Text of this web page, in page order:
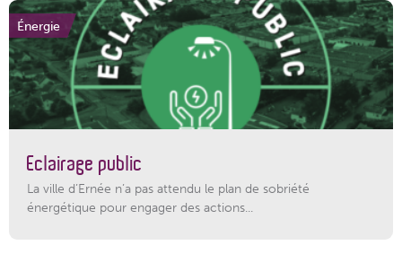
Énergie
Eclairage public
La ville d’Ernée n’a pas attendu le plan de sobriété
énergétique pour engager des actions...